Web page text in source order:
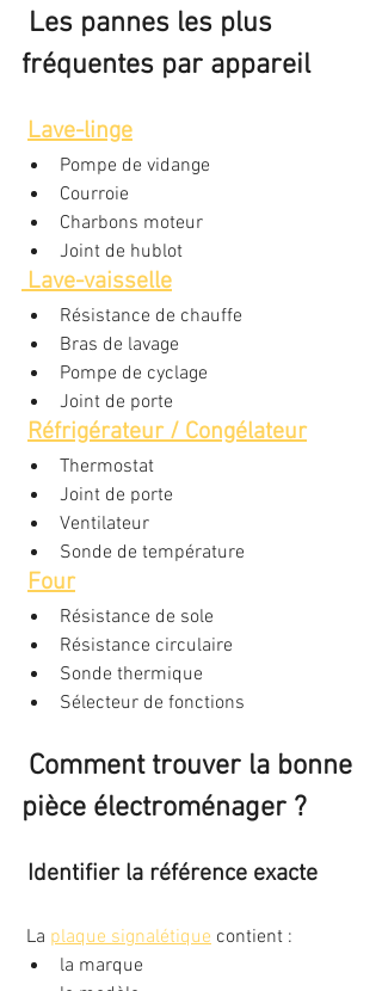
Les pannes les plus
fréquentes par appareil
Lave-linge
Pompe de vidange
Courroie
Charbons moteur
Joint de hublot
Lave-vaisselle
Résistance de chauffe
Bras de lavage
Pompe de cyclage
Joint de porte
Réfrigérateur / Congélateur
Thermostat
Joint de porte
Ventilateur
Sonde de température
Four
Résistance de sole
Résistance circulaire
Sonde thermique
Sélecteur de fonctions
Comment trouver la bonne
pièce électroménager ?
Identifier la référence exacte
La plaque signalétique contient :
la marque